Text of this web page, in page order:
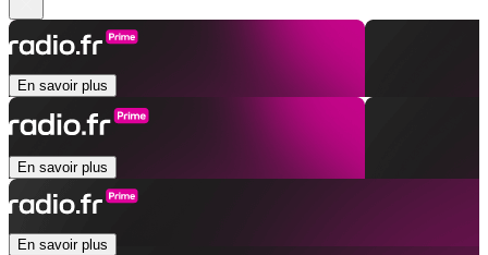
En savoir plus
En savoir plus
En savoir plus